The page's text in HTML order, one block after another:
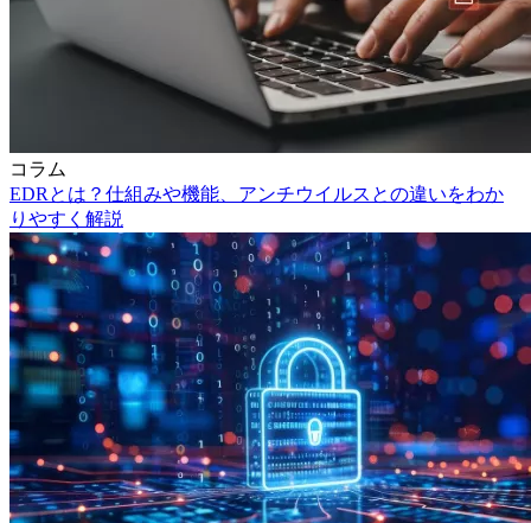
コラム
EDRとは？仕組みや機能、アンチウイルスとの違いをわか
りやすく解説